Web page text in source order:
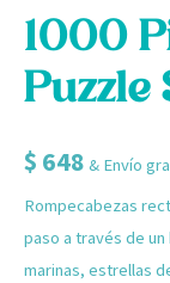
1000
Puzzle
$ 648 & Envío
Rompecabezas
paso a través de
marinas, estrellas